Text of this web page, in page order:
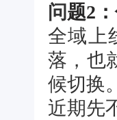
问题2
全域上
落，也
候切换。
近期先